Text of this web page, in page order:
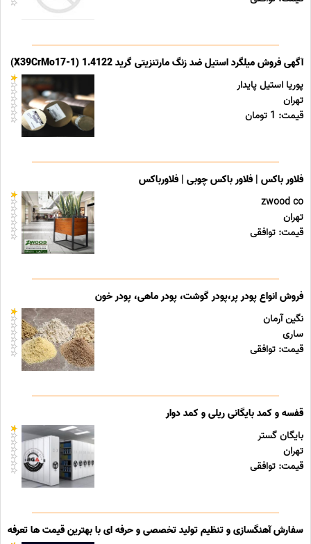
آگهی فروش میلگرد استیل ضد زنگ مارتنزیتی گرید 1.4122 (X39CrMo17-1)
پوریا استیل پایدار
تهران
قیمت: 1 تومان
فلاور باکس | فلاور باکس چوبی | فلاورباکس
zwood co
تهران
قیمت: توافقی
فروش انواع پودر پر،پودر گوشت، پودر ماهی، پودر خون
نگین آرمان
ساری
قیمت: توافقی
قفسه و کمد بایگانی ریلی و کمد دوار
بایگان گستر
تهران
قیمت: توافقی
سفارش آهنگسازی و تنظیم تولید تخصصی و حرفه ای با بهترین قیمت ها تعرفه